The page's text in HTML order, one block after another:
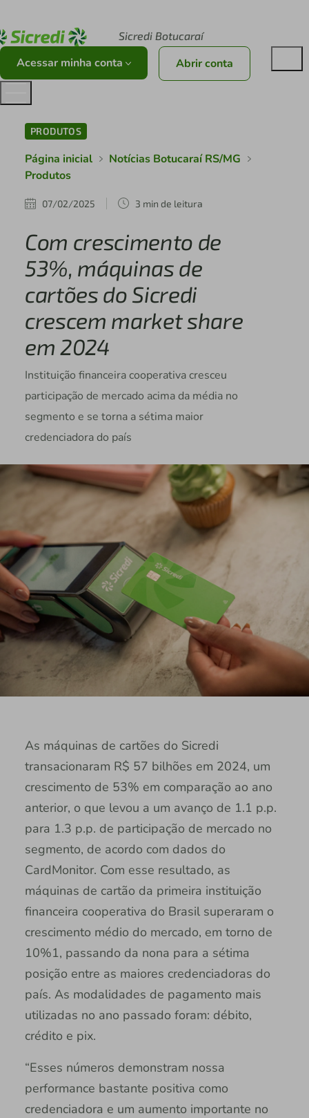
Sicredi Botucaraí
Acessar minha conta Abrir conta
PRODUTOS
Página inicial
Notícias Botucaraí RS/MG
Produtos
07/02/2025 3 min de leitura
Com crescimento de
53%, máquinas de
cartões do Sicredi
crescem market share
em 2024
Instituição financeira cooperativa cresceu
participação de mercado acima da média no
segmento e se torna a sétima maior
credenciadora do país
As máquinas de cartões do Sicredi
transacionaram R$ 57 bilhões em 2024, um
crescimento de 53% em comparação ao ano
anterior, o que levou a um avanço de 1.1 p.p.
para 1.3 p.p. de participação de mercado no
segmento, de acordo com dados do
CardMonitor. Com esse resultado, as
máquinas de cartão da primeira instituição
financeira cooperativa do Brasil superaram o
crescimento médio do mercado, em torno de
10%1, passando da nona para a sétima
posição entre as maiores credenciadoras do
país. As modalidades de pagamento mais
utilizadas no ano passado foram: débito,
crédito e pix.
“Esses números demonstram nossa
performance bastante positiva como
credenciadora e um aumento importante no